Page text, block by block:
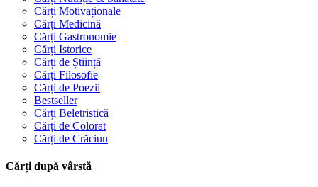
Cărți Motivaționale
Cărți Medicină
Cărți Gastronomie
Cărți Istorice
Cărți de Știință
Cărți Filosofie
Cărți de Poezii
Bestseller
Cărți Beletristică
Cărți de Colorat
Cărți de Crăciun
Cărți după vârstă